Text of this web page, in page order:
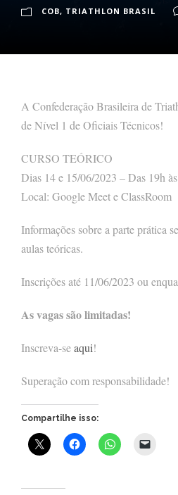
COB, TRIATHLON BRASIL
A Confederação Brasileira de
de Nível 1 de Oficiais Técnicos!
CURSO TEÓRICO
Dias 14 e 15/06/2023 – Das 19h
Local: Google Meet e ClassRoom
Informações sobre a parte prática
aulas teóricas.
Inscrições até 11/06/2023 ou
As vagas são limitadas!
Inscreva-seaqui!
Superação com responsabilidade!
Compartilhe isso: